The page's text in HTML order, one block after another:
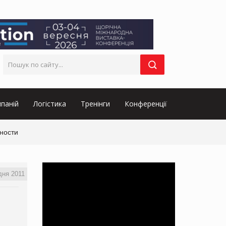
Логістика Тренінги Конференції
2011